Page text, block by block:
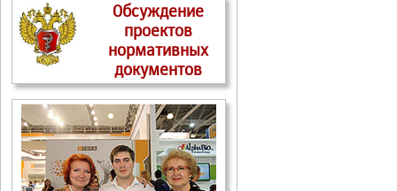
Обсуждение
проектов
нормативных
документов